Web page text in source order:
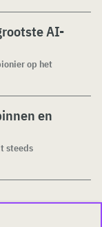
AI-
op het
en
steeds